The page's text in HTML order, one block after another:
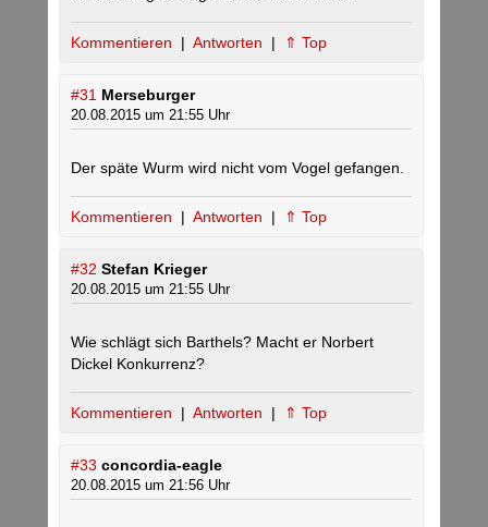
Kommentieren | Antworten | ⇑ Top
#31 Merseburger
20.08.2015 um 21:55 Uhr
Der späte Wurm wird nicht vom Vogel gefangen.
Kommentieren | Antworten | ⇑ Top
#32 Stefan Krieger
20.08.2015 um 21:55 Uhr
Wie schlägt sich Barthels? Macht er Norbert
Dickel Konkurrenz?
Kommentieren | Antworten | ⇑ Top
#33 concordia-eagle
20.08.2015 um 21:56 Uhr